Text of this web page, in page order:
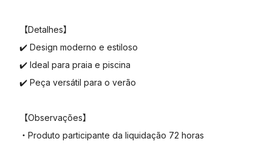
【Detalhes】
✔️ Design moderno e estiloso
✔️ Ideal para praia e piscina
✔️ Peça versátil para o verão
【Observações】
・Produto participante da liquidação 72 horas